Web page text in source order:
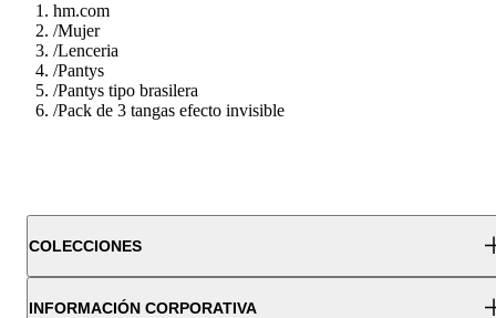
hm.com
/Mujer
/Lenceria
/Pantys
/Pantys tipo brasilera
/Pack de 3 tangas efecto invisible
COLECCIONES
INFORMACIÓN CORPORATIVA